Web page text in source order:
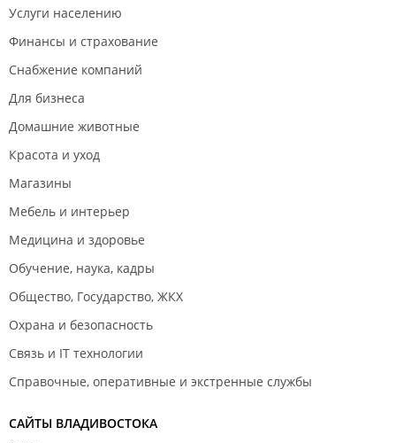
Услуги населению
Финансы и страхование
Снабжение компаний
Для бизнеса
Домашние животные
Красота и уход
Магазины
Мебель и интерьер
Медицина и здоровье
Обучение, наука, кадры
Общество, Государство, ЖКХ
Охрана и безопасность
Связь и IT технологии
Справочные, оперативные и экстренные службы
САЙТЫ ВЛАДИВОСТОКА